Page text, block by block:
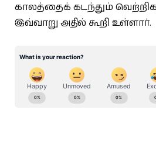
காலத்தைக் கடந்தும்
இவ்வாறு அதில் கூறி உள்ளார்.